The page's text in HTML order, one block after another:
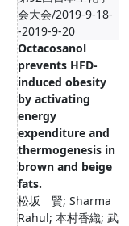
会大会/2019-9-18-
-2019-9-20
Octacosanol
prevents HFD-
induced obesity
by activating
energy
expenditure and
thermogenesis in
brown and beige
fats.
松坂 賢; Sharma
Rahul; 本村香織; 武